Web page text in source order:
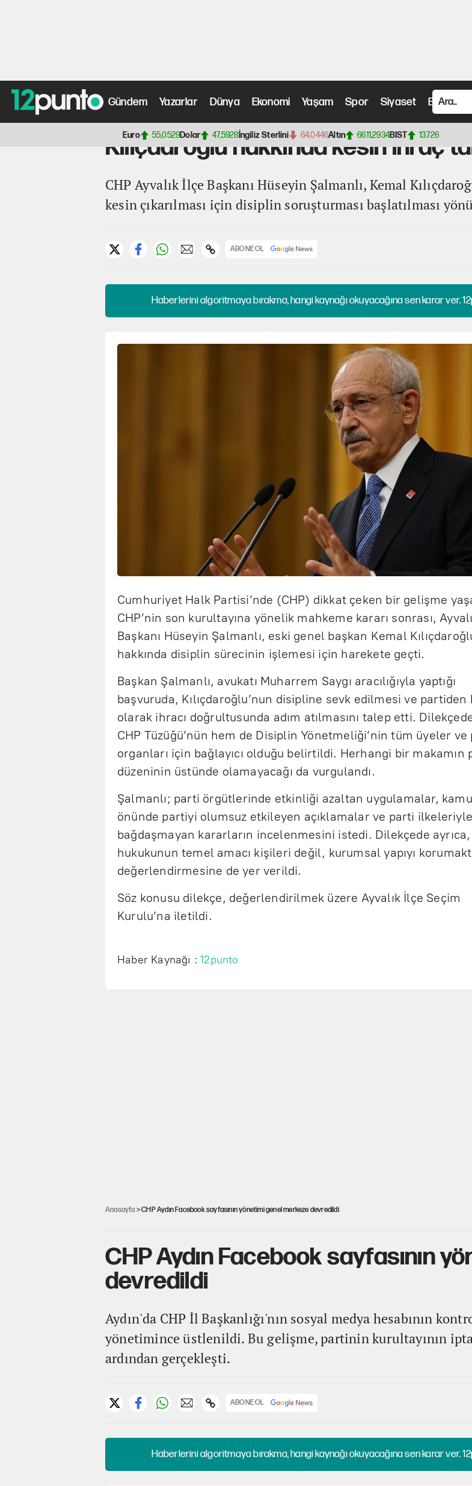
Gündem Yazarlar Dünya Ekonomi Yaşam Spor Siyaset Bilim ve
Euro 55,0529Dolar 47,5928 İngiliz Sterlini 64,0446Altın 6611,2934BIST 13.726
Anasayfa>Siyaset Haberleri> Kılıçdaroğlu hakkında kesin ihraç talebi
Kılıçdaroğlu hakkında kesin ihraç
CHP Ayvalık İlçe Başkanı Hüseyin Şalmanlı, Kemal
kesin çıkarılması için disiplin soruşturması başlatılması
ABONE OL
Haberlerini algoritmaya bırakma, hangi kaynağı okuyacağına sen karar ver.
Cumhuriyet Halk Partisi’nde (CHP) dikkat çeken bir gelişme
CHP’nin son kurultayına yönelik mahkeme kararı sonrası,
Başkanı Hüseyin Şalmanlı, eski genel başkan Kemal
hakkında disiplin sürecinin işlemesi için harekete geçti.
Başkan Şalmanlı, avukatı Muharrem Saygı aracılığıyla yaptığı
başvuruda, Kılıçdaroğlu’nun disipline sevk edilmesi ve partiden
olarak ihracı doğrultusunda adım atılmasını talep etti.
CHP Tüzüğü’nün hem de Disiplin Yönetmeliği’nin tüm üyeler ve
organları için bağlayıcı olduğu belirtildi. Herhangi bir makamın
düzeninin üstünde olamayacağı da vurgulandı.
Şalmanlı; parti örgütlerinde etkinliği azaltan uygulamalar,
önünde partiyi olumsuz etkileyen açıklamalar ve parti ilkeleriyle
bağdaşmayan kararların incelenmesini istedi. Dilekçede
hukukunun temel amacı kişileri değil, kurumsal yapıyı
değerlendirmesine de yer verildi.
Söz konusu dilekçe, değerlendirilmek üzere Ayvalık İlçe Seçim
Kurulu’na iletildi.
Haber Kaynağı :12punto
Anasayfa > CHP Aydın Facebook sayfasının yönetimi genel merkeze devredildi
CHP Aydın Facebook sayfasının
devredildi
Aydın'da CHP İl Başkanlığı'nın sosyal medya hesabının
yönetimince üstlenildi. Bu gelişme, partinin kurultayının
ardından gerçekleşti.
ABONE OL
Haberlerini algoritmaya bırakma, hangi kaynağı okuyacağına sen karar ver.